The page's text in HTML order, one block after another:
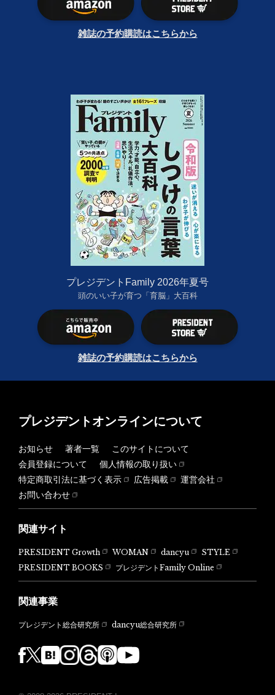
雑誌の予約購読はこちらから
プレジデントFamily 2026年夏号
頭のいい子が育つ「育脳」大百科
雑誌の予約購読はこちらから
プレジデントオンラインについて
お知らせ 著者一覧
このサイトについて
会員登録について
個人情報の取り扱い
特定商取引法に基づく表示
広告掲載
運営会社
お問い合わせ
関連サイト
PRESIDENT Growth WOMAN dancyu
STYLE
PRESIDENT BOOKS
プレジデントFamily Online
関連事業
プレジデント総合研究所 dancyu総合研究所